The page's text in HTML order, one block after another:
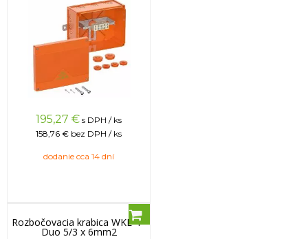
195,27 € s DPH / ks
158,76 € bez DPH / ks
dodanie cca 14 dní
Rozbočovacia krabica WKE 4 -
Duo 5/3 x 6mm2